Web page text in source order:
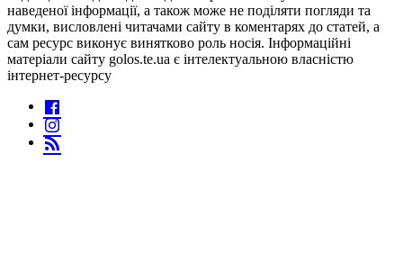
наведеної інформації, а також може не поділяти погляди та
думки, висловлені читачами сайту в коментарях до статей, а
сам ресурс виконує винятково роль носія. Інформаційні
матеріали сайту golos.te.ua є інтелектуальною власністю
інтернет-ресурсу